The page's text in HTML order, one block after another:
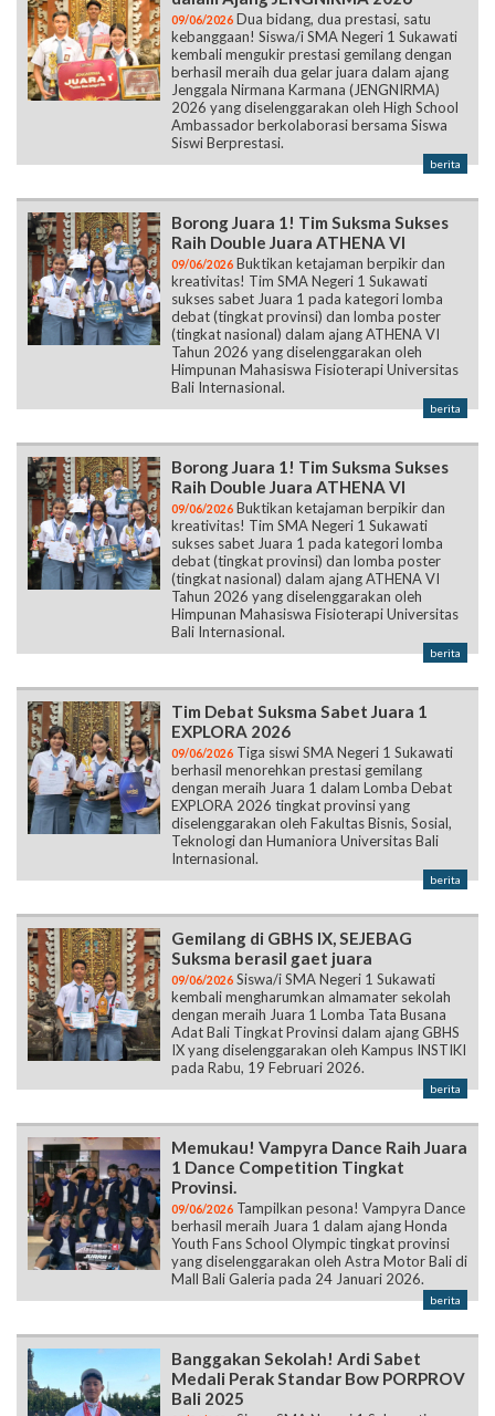
09/06/2026 Dua bidang, dua prestasi, satu
kebanggaan! Siswa/i SMA Negeri 1 Sukawati
kembali mengukir prestasi gemilang dengan
berhasil meraih dua gelar juara dalam ajang
Jenggala Nirmana Karmana (JENGNIRMA)
2026 yang diselenggarakan oleh High School
Ambassador berkolaborasi bersama Siswa
Siswi Berprestasi.
berita
Borong Juara 1! Tim Suksma Sukses
Raih Double Juara ATHENA VI
09/06/2026 Buktikan ketajaman berpikir dan
kreativitas! Tim SMA Negeri 1 Sukawati
sukses sabet Juara 1 pada kategori lomba
debat (tingkat provinsi) dan lomba poster
(tingkat nasional) dalam ajang ATHENA VI
Tahun 2026 yang diselenggarakan oleh
Himpunan Mahasiswa Fisioterapi Universitas
Bali Internasional.
berita
Borong Juara 1! Tim Suksma Sukses
Raih Double Juara ATHENA VI
09/06/2026 Buktikan ketajaman berpikir dan
kreativitas! Tim SMA Negeri 1 Sukawati
sukses sabet Juara 1 pada kategori lomba
debat (tingkat provinsi) dan lomba poster
(tingkat nasional) dalam ajang ATHENA VI
Tahun 2026 yang diselenggarakan oleh
Himpunan Mahasiswa Fisioterapi Universitas
Bali Internasional.
berita
Tim Debat Suksma Sabet Juara 1
EXPLORA 2026
09/06/2026 Tiga siswi SMA Negeri 1 Sukawati
berhasil menorehkan prestasi gemilang
dengan meraih Juara 1 dalam Lomba Debat
EXPLORA 2026 tingkat provinsi yang
diselenggarakan oleh Fakultas Bisnis, Sosial,
Teknologi dan Humaniora Universitas Bali
Internasional.
berita
Gemilang di GBHS IX, SEJEBAG
Suksma berasil gaet juara
09/06/2026 Siswa/i SMA Negeri 1 Sukawati
kembali mengharumkan almamater sekolah
dengan meraih Juara 1 Lomba Tata Busana
Adat Bali Tingkat Provinsi dalam ajang GBHS
IX yang diselenggarakan oleh Kampus INSTIKI
pada Rabu, 19 Februari 2026.
berita
Memukau! Vampyra Dance Raih Juara
1 Dance Competition Tingkat
Provinsi.
09/06/2026 Tampilkan pesona! Vampyra Dance
berhasil meraih Juara 1 dalam ajang Honda
Youth Fans School Olympic tingkat provinsi
yang diselenggarakan oleh Astra Motor Bali di
Mall Bali Galeria pada 24 Januari 2026.
berita
Banggakan Sekolah! Ardi Sabet
Medali Perak Standar Bow PORPROV
Bali 2025